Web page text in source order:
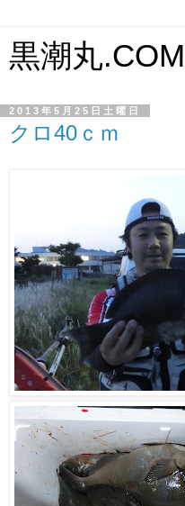
黒潮丸
2013年5月25日土曜日
クロ40ｃｍ